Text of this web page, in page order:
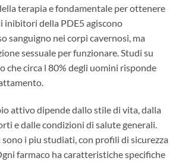
terapia e fondamentale per ottenere
della PDE5 agiscono
sanguigno nei corpi cavernosi, ma
sessuale per funzionare. Studi su
che circa l 80% degli uomini risponde
attivo dipende dallo stile di vita, dalla
e dalle condizioni di salute generali.
i piu studiati, con profili di sicurezza
farmaco ha caratteristiche specifiche